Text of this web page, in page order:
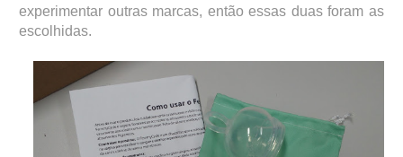
experimentar outras marcas, então essas duas foram as
escolhidas.